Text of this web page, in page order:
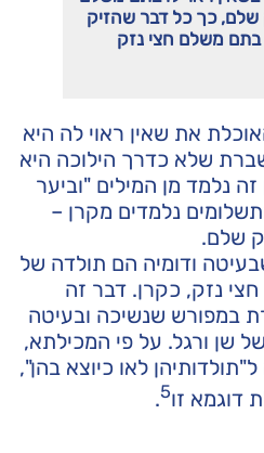
שלם, כך כל דבר שהזיק
בתם משלם חצי נזק
את שאין ראוי לה היא
שלא כדרך הילוכה היא
זה נלמד מן המילים "וביער
נלמדים מקרן –
שלם.
ודומיה הם תולדה של
נזק, כקרן. דבר זה
במפורש שנשיכה ובעיטה
שן ורגל. על פי המכילתא,
לאו כיוצא בהן",
זו5
.